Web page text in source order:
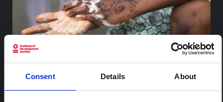
Consent Details About
Considérations clés : COVID-19 dans